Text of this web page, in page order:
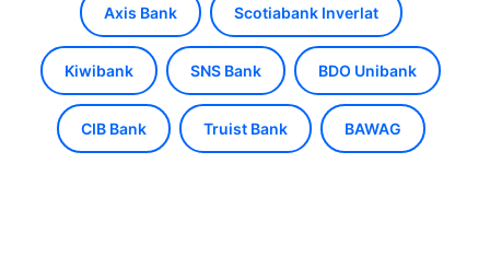
Axis Bank Scotiabank Inverlat
Kiwibank SNS Bank BDO Unibank
CIB Bank Truist Bank BAWAG